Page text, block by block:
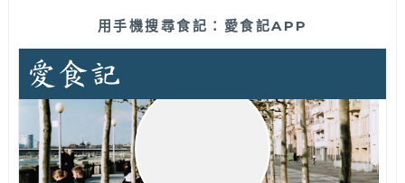
用手機搜尋食記：愛食記APP